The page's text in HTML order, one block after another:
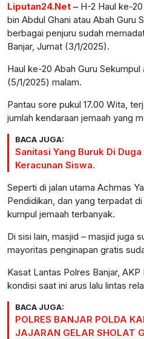
Liputan24.Net – H-2 Haul ke-
bin Abdul Ghani atau Abah Guru
berbagai penjuru sudah
Banjar, Jumat (3/1/2025).
Haul ke-20 Abah Guru
(5/1/2025) malam.
Pantau sore pukul 17.00 Wita,
jumlah kendaraan jemaah yang
BACA JUGA:
Sanitasi Yang Buruk Di
Keracunan Siswa.
Seperti di jalan utama Achmas
Pendidikan, dan yang terpadat
kumpul jemaah terbanyak.
Di sisi lain, masjid – masjid juga
mayoritas penginapan gratis
Kasat Lantas Polres Banjar,
kondisi saat ini arus lalu lintas
BACA JUGA:
POLRES BANJAR POLDA
JAJARAN GELAR SHOLAT